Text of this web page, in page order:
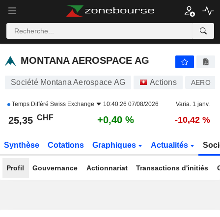
MONTANA AEROSPACE AG
Société Montana Aerospace AG Actions AERO
Temps Différé Swiss Exchange 10:40:26 07/08/2026 Varia. 1 janv.
25,35 CHF +0,40 % -10,42 %
Synthèse Cotations Graphiques Actualités
Profil Gouvernance Actionnariat Transactions d'initiés